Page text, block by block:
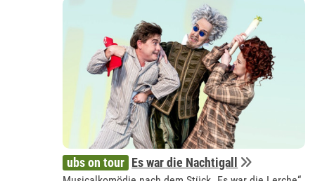
ubs on tour Es war die Nachtigall